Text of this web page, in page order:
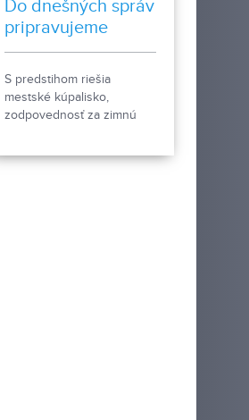
Do dnešných správ
pripravujeme
S predstihom riešia
mestské kúpalisko,
zodpovednosť za zimnú